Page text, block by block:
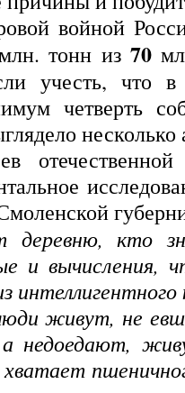
войной
тонн из 70
учесть, что в
четверть
деревню, кто
и
живут, не
недоедают,